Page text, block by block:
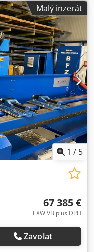
Vrtací kapacita 8mm -
Malý inzerát
1 / 5
67 385 €
EXW VB plus DPH
Zavolat